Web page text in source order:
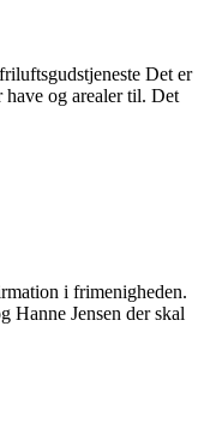
Det er
og arealer til. Det
i frimenigheden.
Hanne Jensen der skal